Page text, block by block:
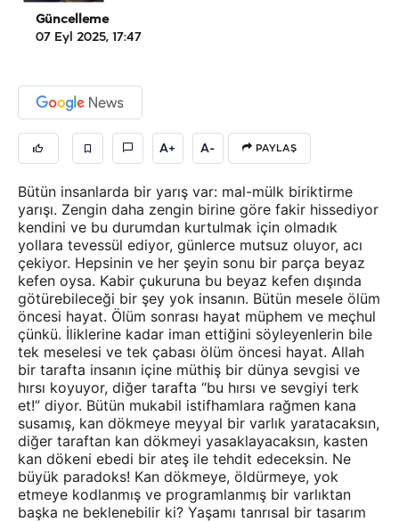
Güncelleme
07 Eyl 2025, 17:47
A+ A- PAYLAŞ
Bütün insanlarda bir yarış var: mal-mülk biriktirme
yarışı. Zengin daha zengin birine göre fakir hissediyor
kendini ve bu durumdan kurtulmak için olmadık
yollara tevessül ediyor, günlerce mutsuz oluyor, acı
çekiyor. Hepsinin ve her şeyin sonu bir parça beyaz
kefen oysa. Kabir çukuruna bu beyaz kefen dışında
götürebileceği bir şey yok insanın. Bütün mesele ölüm
öncesi hayat. Ölüm sonrası hayat müphem ve meçhul
çünkü. İliklerine kadar iman ettiğini söyleyenlerin bile
tek meselesi ve tek çabası ölüm öncesi hayat. Allah
bir tarafta insanın içine müthiş bir dünya sevgisi ve
hırsı koyuyor, diğer tarafta “bu hırsı ve sevgiyi terk
et!” diyor. Bütün mukabil istifhamlara rağmen kana
susamış, kan dökmeye meyyal bir varlık yaratacaksın,
diğer taraftan kan dökmeyi yasaklayacaksın, kasten
kan dökeni ebedi bir ateş ile tehdit edeceksin. Ne
büyük paradoks! Kan dökmeye, öldürmeye, yok
etmeye kodlanmış ve programlanmış bir varlıktan
başka ne beklenebilir ki? Yaşamı tanrısal bir tasarım